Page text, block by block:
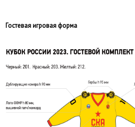
Гостевая игровая форма